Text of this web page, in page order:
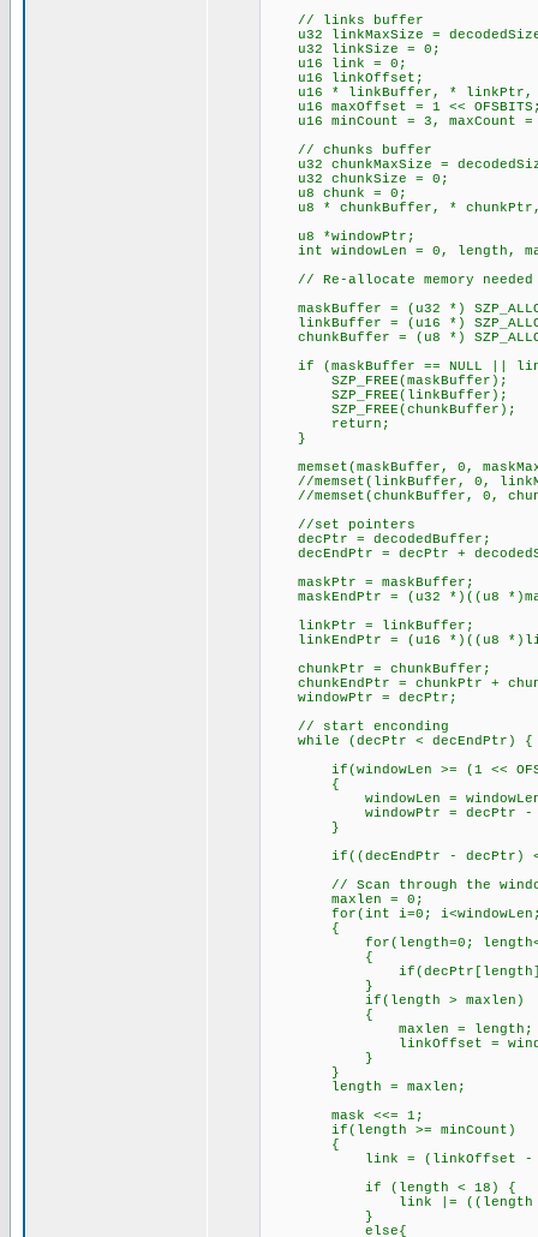
// links buffer
u32 linkMaxSize =
u32 linkSize = 0;
u16 link = 0;
u16 linkOffset;
u16 * linkBuffer, * linkPtr,
u16 maxOffset = 1 <<
u16 minCount = 3, maxCount =
// chunks buffer
u32 chunkMaxSize =
u32 chunkSize = 0;
u8 chunk = 0;
u8 * chunkBuffer, *
u8 *windowPtr;
int windowLen = 0, length,
// Re-allocate memory needed
maskBuffer = (u32 *)
linkBuffer = (u16 *)
chunkBuffer = (u8 *)
if (maskBuffer == NULL ||
SZP_FREE(maskBuffer);
SZP_FREE(linkBuffer);
SZP_FREE(chunkBuffer);
return;
}
memset(maskBuffer, 0,
//memset(linkBuffer, 0,
//memset(chunkBuffer, 0,
//set pointers
decPtr = decodedBuffer;
decEndPtr = decPtr +
maskPtr = maskBuffer;
maskEndPtr = (u32 *)((u8
linkPtr = linkBuffer;
linkEndPtr = (u16 *)((u8
chunkPtr = chunkBuffer;
chunkEndPtr = chunkPtr +
windowPtr = decPtr;
// start enconding
while (decPtr < decEndPtr) {
if(windowLen >= (1 <<
{
windowLen = windowLen -
windowPtr = decPtr -
}
if((decEndPtr - decPtr) <
// Scan through the
maxlen = 0;
for(int i=0; i<windowLen;
{
for(length=0;
{
if(decPtr[length] !=
}
if(length > maxlen)
{
maxlen = length;
linkOffset =
}
}
length = maxlen;
mask <<= 1;
if(length >= minCount)
{
link = (linkOffset - 1)
if (length < 18) {
link |= ((length - 2)
}
else{